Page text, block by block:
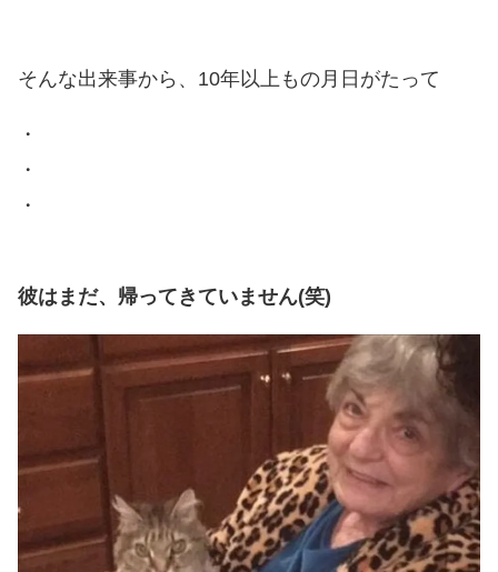
そんな出来事から、10年以上もの月日がたって
・
・
・
彼はまだ、帰ってきていません(笑)